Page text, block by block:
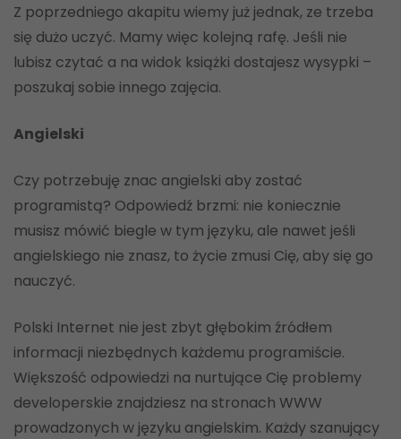
Z poprzedniego akapitu wiemy już jednak, ze trzeba
się dużo uczyć. Mamy więc kolejną rafę. Jeśli nie
lubisz czytać a na widok książki dostajesz wysypki –
poszukaj sobie innego zajęcia.
Angielski
Czy potrzebuję znac angielski aby zostać
programistą? Odpowiedź brzmi: nie koniecznie
musisz mówić biegle w tym języku, ale nawet jeśli
angielskiego nie znasz, to życie zmusi Cię, aby się go
nauczyć.
Polski Internet nie jest zbyt głębokim źródłem
informacji niezbędnych każdemu programiście.
Większość odpowiedzi na nurtujące Cię problemy
developerskie znajdziesz na stronach WWW
prowadzonych w języku angielskim. Każdy szanujący